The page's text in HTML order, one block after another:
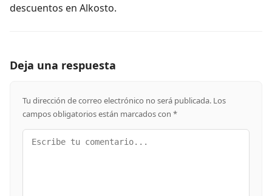
descuentos en Alkosto.
Deja una respuesta
Tu dirección de correo electrónico no será publicada. Los
campos obligatorios están marcados con *